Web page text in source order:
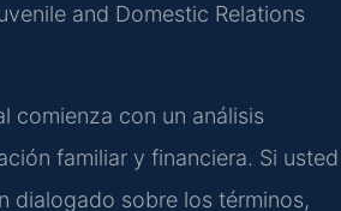
and Domestic Relations
comienza con un análisis
familiar y financiera. Si usted
dialogado sobre los términos,